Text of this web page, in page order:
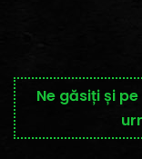
Ne găsiți și